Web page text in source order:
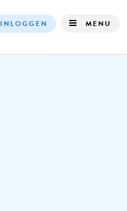
INLOGGEN MENU